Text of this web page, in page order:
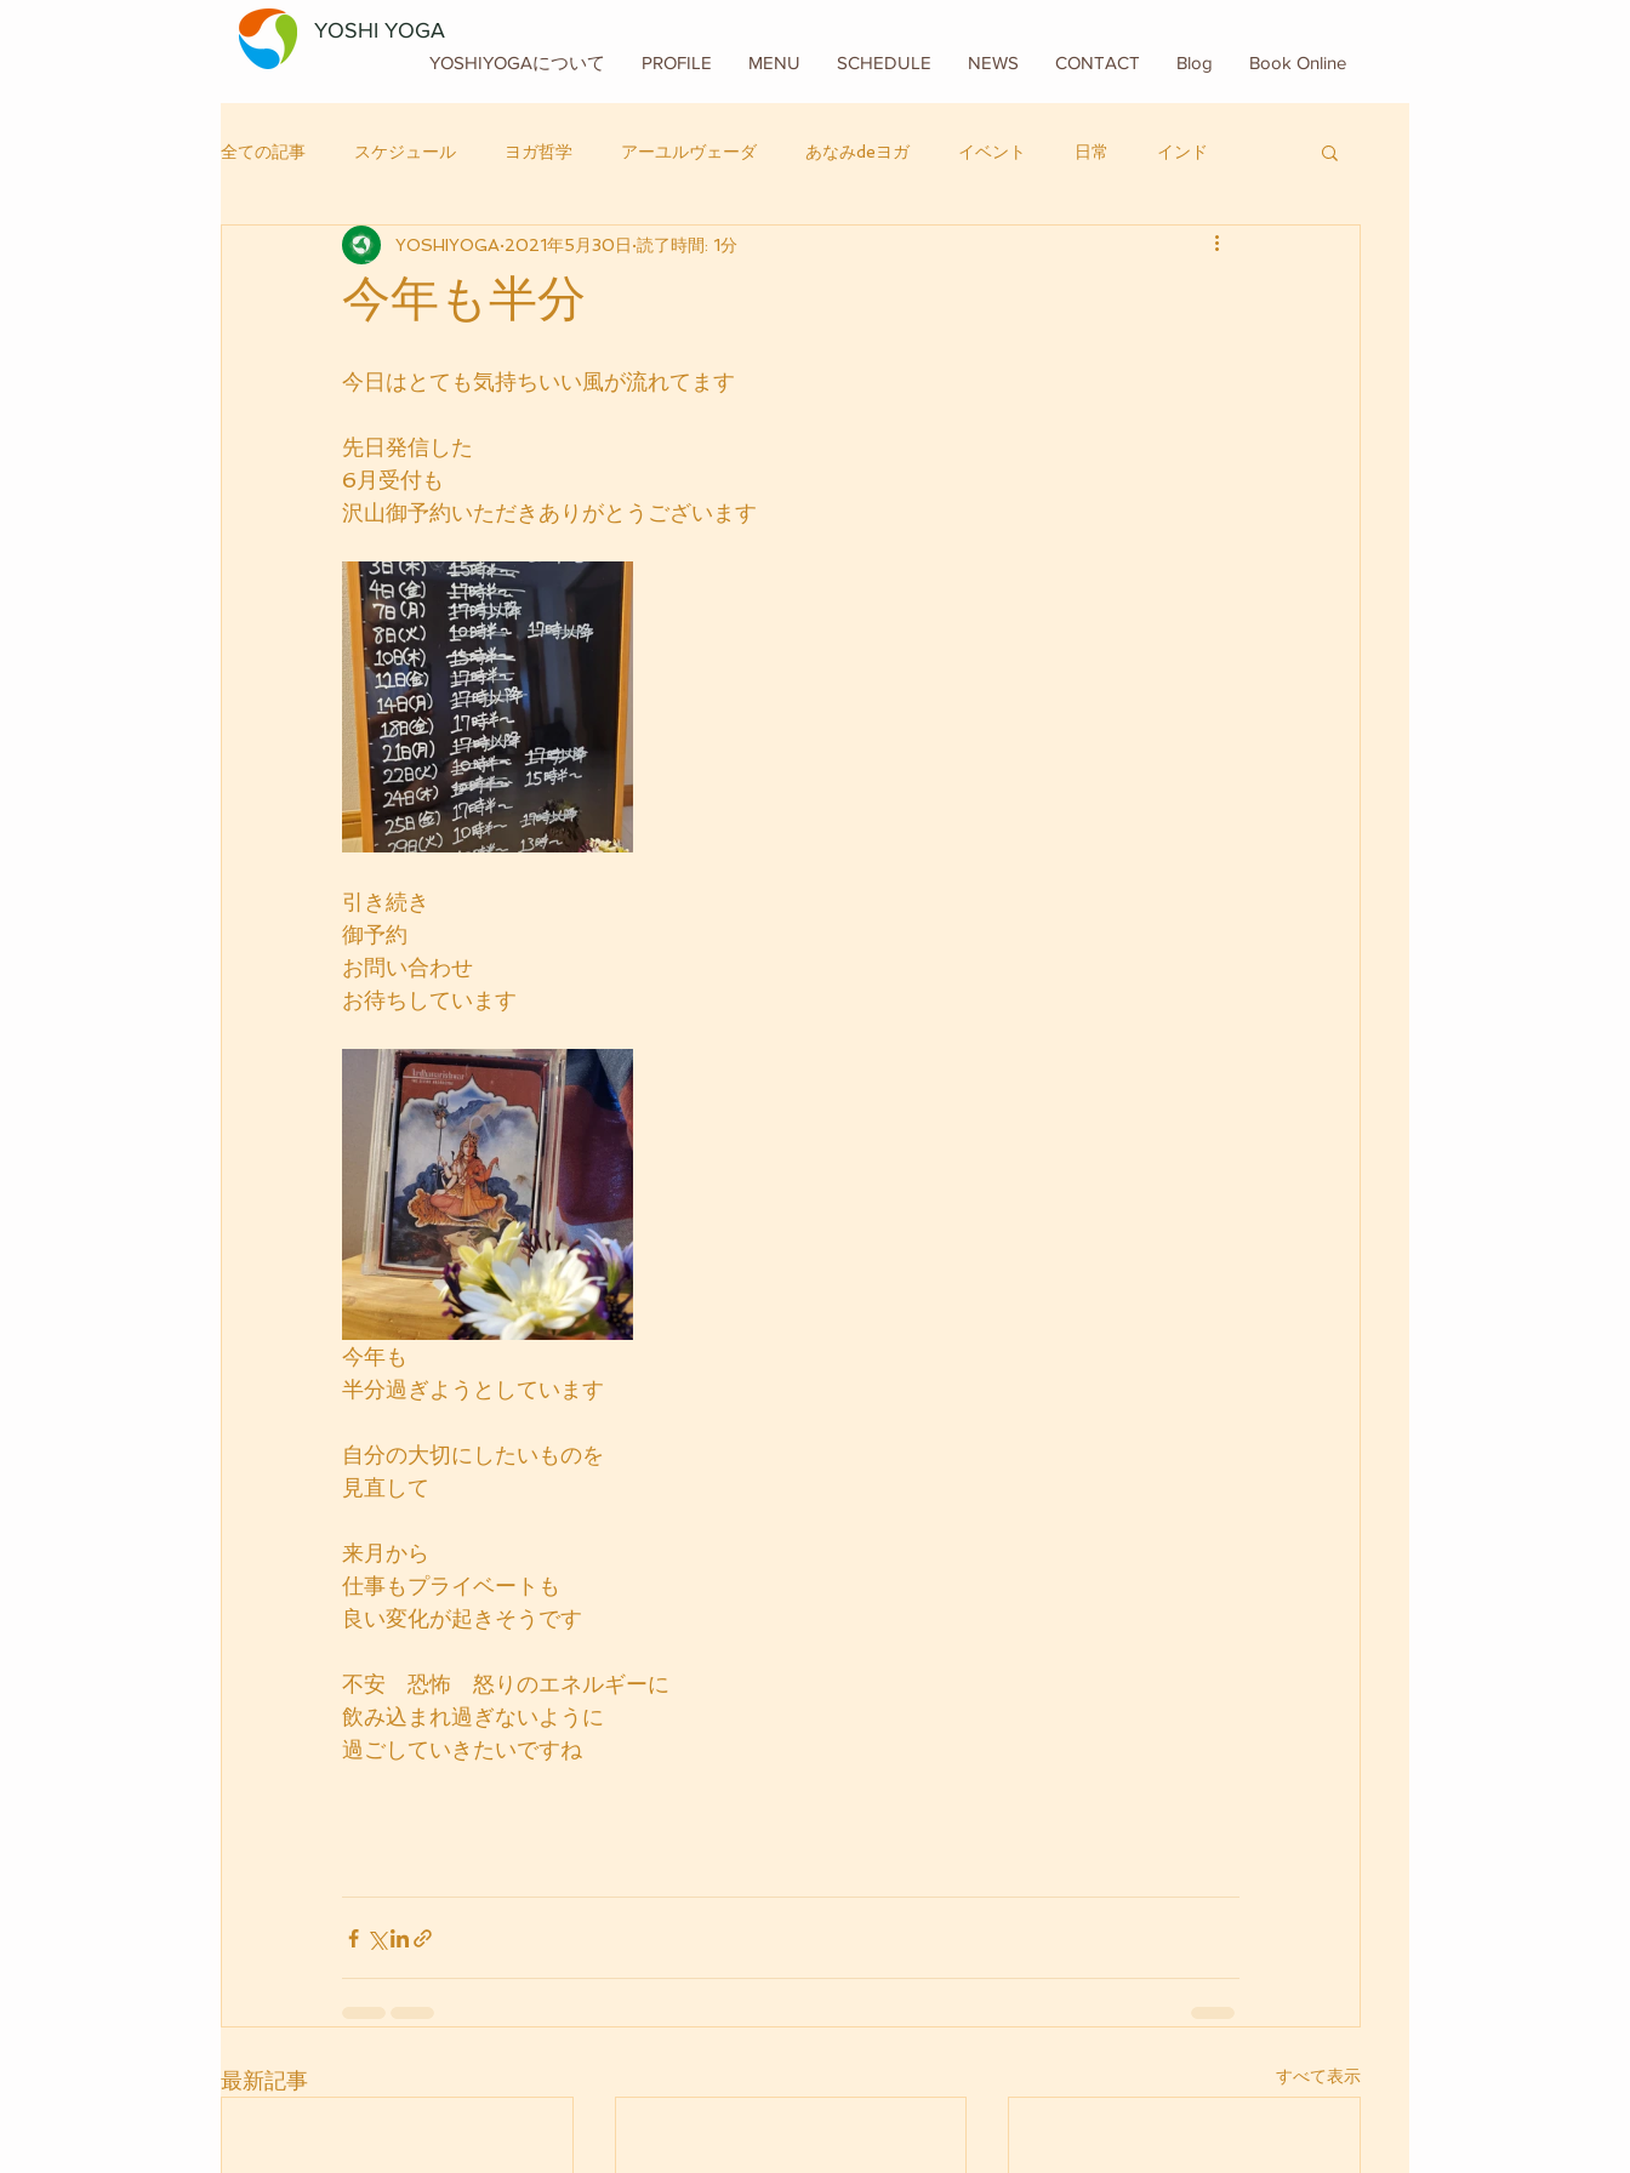
YOSHI YOGA
YOSHIYOGAについて PROFILE MENU SCHEDULE NEWS CONTACT Blog Book Online
全ての記事 スケジュール ヨガ哲学 アーユルヴェーダ あなみdeヨガ イベント 日常 インド
自律神経メンテナンス ヨガ フード バリ
今年も半分
YOSHIYOGA 2021年5月30日 読了時間: 1分
今日はとても気持ちいい風が流れてます
先日発信した
6月受付も
沢山御予約いただきありがとうございます
引き続き
御予約
お問い合わせ
お待ちしています
今年も
半分過ぎようとしています
自分の大切にしたいものを
見直して
来月から
仕事もプライベートも
良い変化が起きそうです
不安　恐怖　怒りのエネルギーに
飲み込まれ過ぎないように
過ごしていきたいですね
最新記事 すべて表示